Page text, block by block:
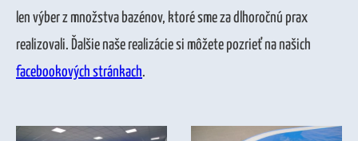
len výber z množstva bazénov, ktoré sme za dlhoročnú prax
realizovali. Ďalšie naše realizácie si môžete pozrieť na našich
facebookových stránkach.